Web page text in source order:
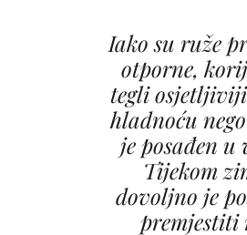
Iako su ruže
otporne,
tegli
hladnoću
je posađen u
Tijekom
dovoljno je
premjestiti